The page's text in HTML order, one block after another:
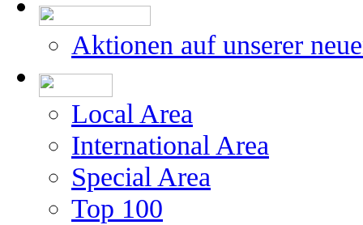
Aktionen auf unserer
Local Area
International Area
Special Area
Top 100